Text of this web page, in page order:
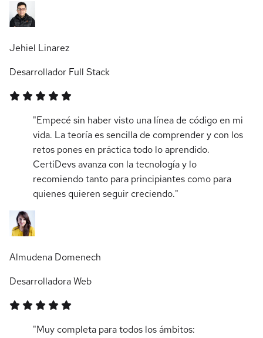
Jehiel Linarez
Desarrollador Full Stack
"Empecé sin haber visto una línea de código en mi
vida. La teoría es sencilla de comprender y con los
retos pones en práctica todo lo aprendido.
CertiDevs avanza con la tecnología y lo
recomiendo tanto para principiantes como para
quienes quieren seguir creciendo."
Almudena Domenech
Desarrolladora Web
"Muy completa para todos los ámbitos: